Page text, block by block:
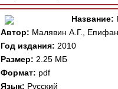
Название:
Автор: Малявин А.Г.,
Год издания: 2010
Размер: 2.25 МБ
Формат: pdf
Язык: Русский